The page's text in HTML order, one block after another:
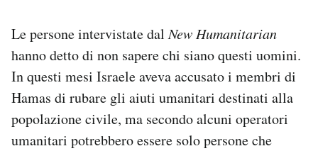
Le persone intervistate dalNew Humanitarian
hanno detto di non sapere chi siano questi uomini.
In questi mesi Israele aveva accusato i membri di
Hamas di rubare gli aiuti umanitari destinati alla
popolazione civile, ma secondo alcuni operatori
umanitari potrebbero essere solo persone che